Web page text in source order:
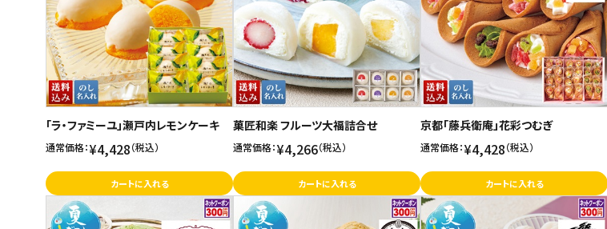
「ラ・ファミーユ」瀬戸内レモンケーキ
通常価格：¥4,428（税込）
カートに入れる
菓匠和楽 フルーツ大福詰合せ
通常価格：¥4,266（税込）
カートに入れる
京都「藤兵衛庵」花彩つむぎ
通常価格：¥4,428（税込）
カートに入れる